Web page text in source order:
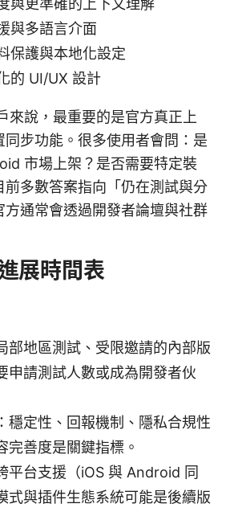
與多語言介面
保護與本地化設定
的 UI/UX 設計
來說，最重要的是官方真正上
步功能。很多使用者會問：是
市場上架？是否需要特定裝
前多數答案指向「仍在測試與分
方通常會透過開發者論壇與社群
展時間表
部地區測試、受限邀請的內部版
申請測試人數或成為開發者伙
穩定性、回報機制、隱私合規性
完善度是關鍵指標。
平台支援（iOS 與 Android 同
式與插件生態系統可能是後續版